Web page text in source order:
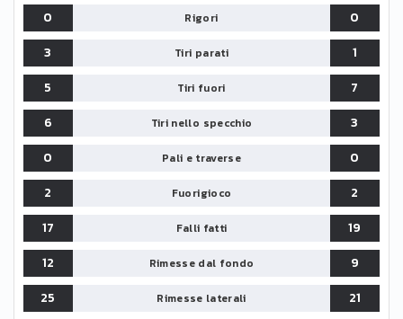
0 Rigori
0
3
Tiri parati
1
5
Tiri fuori
7
6
Tiri nello specchio
3
0
Pali e traverse
0
2
Fuorigioco
2
17
Falli fatti
19
12
Rimesse dal fondo
9
25
Rimesse laterali
21